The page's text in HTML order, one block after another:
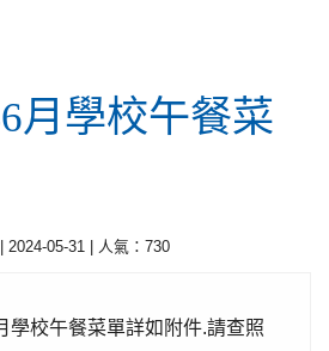
月學校午餐菜
| 2024-05-31 | 人氣：730
學校午餐菜單詳如附件.請查照